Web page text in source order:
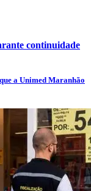
continuidade
a Unimed Maranhão